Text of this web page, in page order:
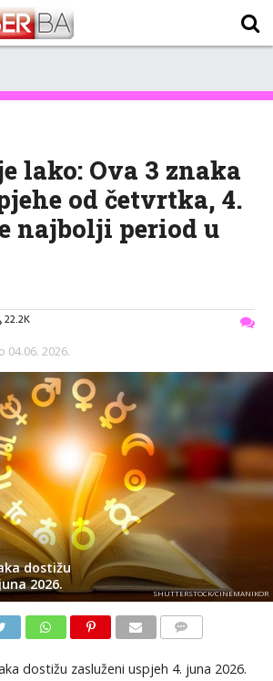
lako: Ova 3 znaka
od četvrtka, 4.
najbolji period u
22.2K
04.06. 2026.
dostižu
2026.
SHUTTERSTOCK/CINEMANIKOR
dostižu zasluženi uspjeh 4. juna 2026.